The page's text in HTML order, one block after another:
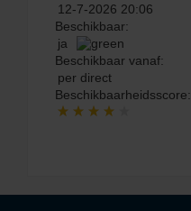
12-7-2026 20:06
Beschikbaar:
ja
Beschikbaar vanaf:
per direct
Beschikbaarheidsscore: